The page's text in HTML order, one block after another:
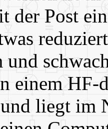
der Post
und
einem HF-
liegt im